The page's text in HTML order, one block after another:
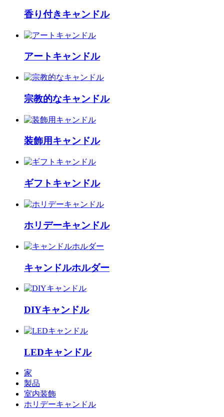
香り付きキャンドル
アートキャンドル
宗教的なキャンドル
装飾用キャンドル
ギフトキャンドル
ホリデーキャンドル
キャンドルホルダー
DIYキャンドル
LEDキャンドル
家
製品
室内装飾
ホリデーキャンドル